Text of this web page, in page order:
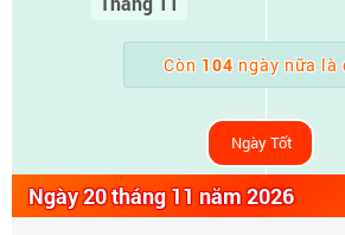
Ngày Tốt
Còn 104ngày nữa là
Ngày 20 tháng 11 năm 2026